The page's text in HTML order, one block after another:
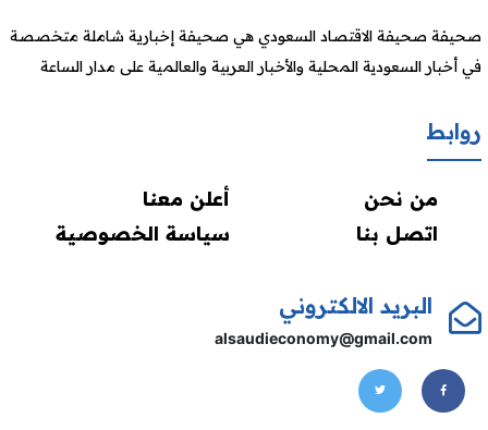
صحيفة صحيفة الاقتصاد السعودي هي صحيفة إخبارية شاملة متخصصة
في أخبار السعودية المحلية والأخبار العربية والعالمية على مدار الساعة
روابط
من نحن
أعلن معنا
اتصل بنا
سياسة الخصوصية
البريد الالكتروني
alsaudieconomy@gmail.com